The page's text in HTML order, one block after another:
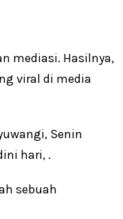
mediasi. Hasilnya,
viral di media
Senin
hari, .
sebuah